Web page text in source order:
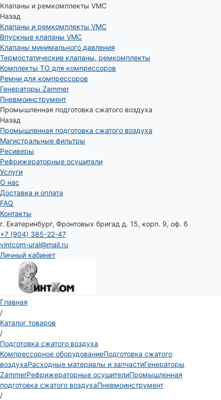
Клапаны и ремкомплекты VMC
Назад
Клапаны и ремкомплекты VMC
Впускные клапаны VMC
Клапаны минимального давления
Термостатические клапаны, ремкомплекты
Комплекты ТО для компрессоров
Ремни для компрессоров
Генераторы Zammer
Пневмоинструмент
Промышленная подготовка сжатого воздуха
Назад
Промышленная подготовка сжатого воздуха
Магистральные фильтры
Ресиверы
Рефрижераторные осушители
Услуги
О нас
Доставка и оплата
FAQ
Контакты
г. Екатеринбург, Фронтовых бригад д. 15, корп. 9, оф. 6
+7 (904) 385-22-47
vintcom-ural@mail.ru
Личный кабинет
Главная
/
Каталог товаров
/
Подготовка сжатого воздуха
Компрессорное оборудованиеПодготовка сжатого
воздухаРасходные материалы и запчастиГенераторы
ZammerРефрижераторные осушителиПромышленная
подготовка сжатого воздухаПневмоинструмент
/